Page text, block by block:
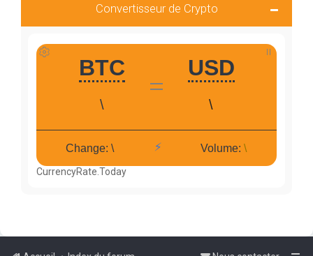
Convertisseur de Crypto
CurrencyRate.Today